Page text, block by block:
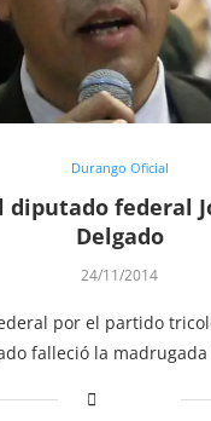
Durango Oficial
diputado federal
Delgado
24/11/2014
por el partido
falleció la